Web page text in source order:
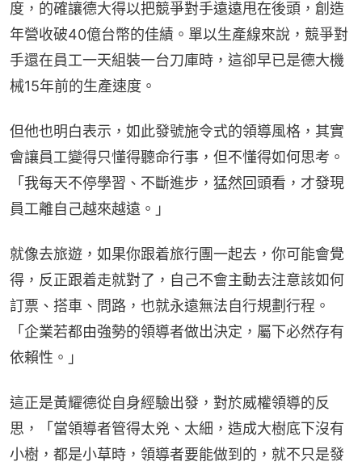
度，的確讓德大得以把競爭對手遠遠甩在後頭，創造
年營收破40億台幣的佳績。單以生產線來說，競爭對
手還在員工一天組裝一台刀庫時，這卻早已是德大機
械15年前的生產速度。
但他也明白表示，如此發號施令式的領導風格，其實
會讓員工變得只懂得聽命行事，但不懂得如何思考。
「我每天不停學習、不斷進步，猛然回頭看，才發現
員工離自己越來越遠。」
就像去旅遊，如果你跟着旅行團一起去，你可能會覺
得，反正跟着走就對了，自己不會主動去注意該如何
訂票、搭車、問路，也就永遠無法自行規劃行程。
「企業若都由強勢的領導者做出決定，屬下必然存有
依賴性。」
這正是黃耀德從自身經驗出發，對於威權領導的反
思，「當領導者管得太兇、太細，造成大樹底下沒有
小樹，都是小草時，領導者要能做到的，就不只是發